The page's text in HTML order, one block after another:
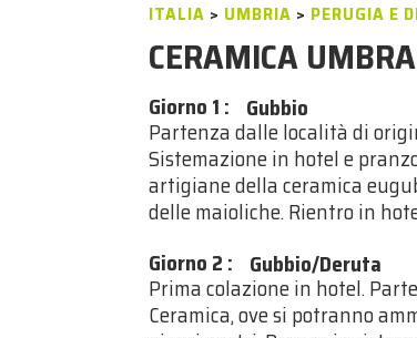
ITALIA > UMBRIA > PERUGIA E
CERAMICA UMBRA
Giorno 1 : Gubbio
Partenza dalle località di
Sistemazione in hotel e
artigiane della ceramica
delle maioliche. Rientro in
Giorno 2 : Gubbio/Deruta
Prima colazione in hotel.
Ceramica, ove si potranno